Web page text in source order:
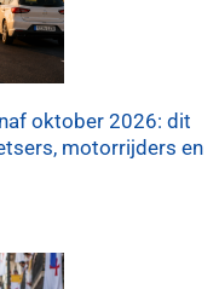
oktober 2026: dit
motorrijders en